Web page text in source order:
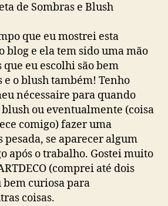
de Sombras e Blush
que eu mostrei esta
blog e ela tem sido uma mão
que eu escolhi são bem
e o blush também! Tenho
nécessaire para quando
ou eventualmente (coisa
comigo) fazer uma
se aparecer algum
após o trabalho. Gostei muito
(comprei até dois
bem curiosa para
coisas.